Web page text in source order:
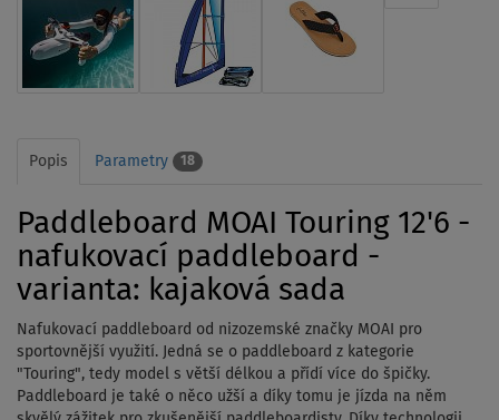
Popis Parametry 18
Paddleboard MOAI Touring 12'6 -
nafukovací paddleboard -
varianta: kajaková sada
Nafukovací paddleboard od nizozemské značky MOAI pro
sportovnější využití. Jedná se o paddleboard z kategorie
"Touring", tedy model s větší délkou a přídí více do špičky.
Paddleboard je také o něco užší a díky tomu je jízda na něm